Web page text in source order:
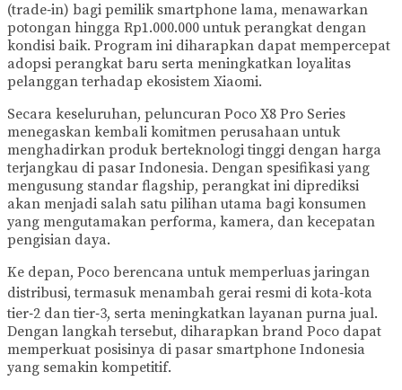
(trade‑in) bagi pemilik smartphone lama, menawarkan
potongan hingga Rp1.000.000 untuk perangkat dengan
kondisi baik. Program ini diharapkan dapat mempercepat
adopsi perangkat baru serta meningkatkan loyalitas
pelanggan terhadap ekosistem Xiaomi.
Secara keseluruhan, peluncuran Poco X8 Pro Series
menegaskan kembali komitmen perusahaan untuk
menghadirkan produk berteknologi tinggi dengan harga
terjangkau di pasar Indonesia. Dengan spesifikasi yang
mengusung standar flagship, perangkat ini diprediksi
akan menjadi salah satu pilihan utama bagi konsumen
yang mengutamakan performa, kamera, dan kecepatan
pengisian daya.
Ke depan, Poco berencana untuk memperluas jaringan
distribusi, termasuk menambah gerai resmi di kota‑kota
tier‑2 dan tier‑3, serta meningkatkan layanan purna jual.
Dengan langkah tersebut, diharapkan brand Poco dapat
memperkuat posisinya di pasar smartphone Indonesia
yang semakin kompetitif.